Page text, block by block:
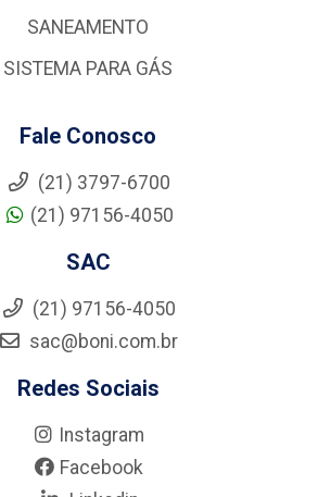
SANEAMENTO
SISTEMA PARA GÁS
Fale Conosco
(21) 3797-6700
(21) 97156-4050
SAC
(21) 97156-4050
sac@boni.com.br
Redes Sociais
Instagram
Facebook